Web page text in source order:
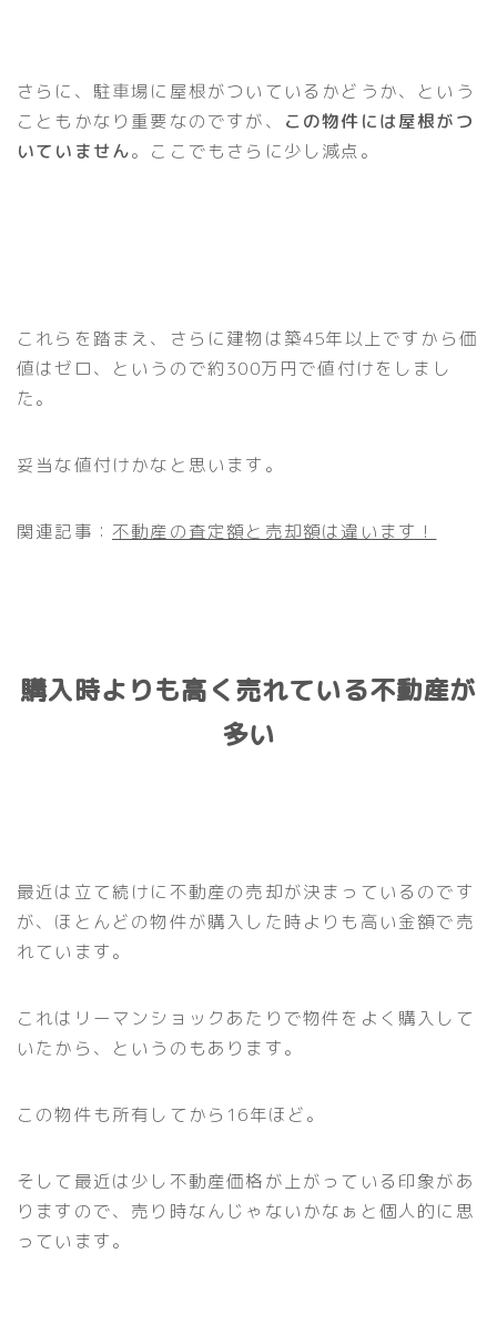
さらに、駐車場に屋根がついているかどうか、という
こともかなり重要なのですが、 この物件には屋根がつ
いていません。ここでもさらに少し減点。
これらを踏まえ、さらに建物は築45年以上ですから価
値はゼロ、というので約300万円で値付けをしまし
た。
妥当な値付けかなと思います。
関連記事： 不動産の査定額と売却額は違います！
購入時よりも高く売れている不動産が
多い
最近は立て続けに不動産の売却が決まっているのです
が、ほとんどの物件が購入した時よりも高い金額で売
れています。
これはリーマンショックあたりで物件をよく購入して
いたから、というのもあります。
この物件も所有してから16年ほど。
そして最近は少し不動産価格が上がっている印象があ
りますので、売り時なんじゃないかなぁと個人的に思
っています。